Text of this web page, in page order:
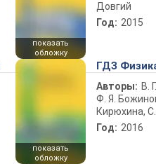
показать
обложку
Довгий
Год: 2015
показать
обложку
ГДЗ
Авторы: В.
Ф. Я.
Кирюхина,
Год: 2016